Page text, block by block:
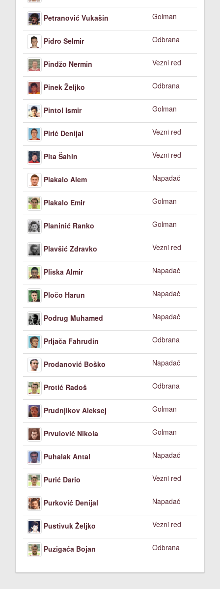
Petranović Vukašin Golman
Pidro Selmir Odbrana
Pindžo Nermin Vezni red
Pinek Željko Odbrana
Pintol Ismir Golman
Pirić Denijal Vezni red
Pita Šahin Vezni red
Plakalo Alem Napadač
Plakalo Emir Golman
Planinić Ranko Golman
Plavšić Zdravko Vezni red
Pliska Almir Napadač
Pločo Harun Napadač
Podrug Muhamed Napadač
Prljača Fahrudin Odbrana
Prodanović Boško Napadač
Protić Radoš Odbrana
Prudnjikov Aleksej Golman
Prvulović Nikola Golman
Puhalak Antal Napadač
Purić Dario Vezni red
Purković Denijal Napadač
Pustivuk Željko Vezni red
Puzigaća Bojan Odbrana